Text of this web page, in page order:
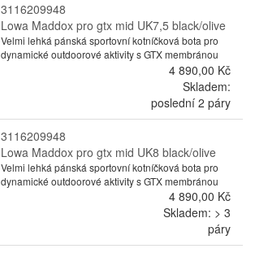
3116209948
Lowa Maddox pro gtx mid UK7,5 black/olive
Velmi lehká pánská sportovní kotníčková bota pro
dynamické outdoorové aktivity s GTX membránou
4 890,00 Kč
Skladem:
poslední 2 páry
3116209948
Lowa Maddox pro gtx mid UK8 black/olive
Velmi lehká pánská sportovní kotníčková bota pro
dynamické outdoorové aktivity s GTX membránou
4 890,00 Kč
Skladem: > 3
páry